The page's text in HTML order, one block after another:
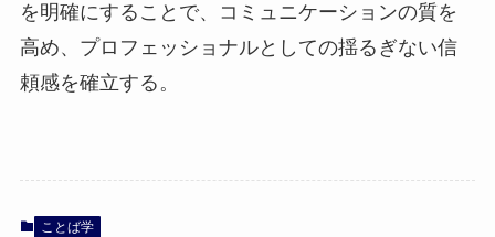
を明確にすることで、コミュニケーションの質を
高め、プロフェッショナルとしての揺るぎない信
頼感を確立する。
ことば学